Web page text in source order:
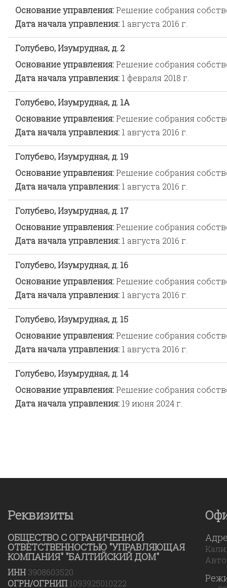
Основание управления:Решение собрания
Дата начала управления: 1 августа 2016 г.
Голубево, Изумрудная, д. 2
Основание управления:Решение собрания
Дата начала управления: 1 февраля 2018 г.
Голубево, Изумрудная, д. 1А
Основание управления:Решение собрания
Дата начала управления: 1 августа 2016 г.
Голубево, Изумрудная, д. 19
Основание управления:Решение собрания
Дата начала управления: 1 августа 2016 г.
Голубево, Изумрудная, д. 17
Основание управления:Решение собрания
Дата начала управления: 1 августа 2016 г.
Голубево, Изумрудная, д. 16
Основание управления:Решение собрания
Дата начала управления: 1 августа 2016 г.
Голубево, Изумрудная, д. 15
Основание управления:Решение собрания
Дата начала управления: 1 августа 2016 г.
Голубево, Изумрудная, д. 14
Основание управления:Решение собрания
Дата начала управления: 19 июня 2024 г.
Реквизиты
ОБЩЕСТВО С ОГРАНИЧЕННОЙ
ОТВЕТСТВЕННОСТЬЮ "УПРАВЛЯЮЩАЯ
КОМПАНИЯ" "БАЛТИЙСКИЙ ДОМ"
ИНН 3908603520
ОГРН/ОГРНИП 1093925010222